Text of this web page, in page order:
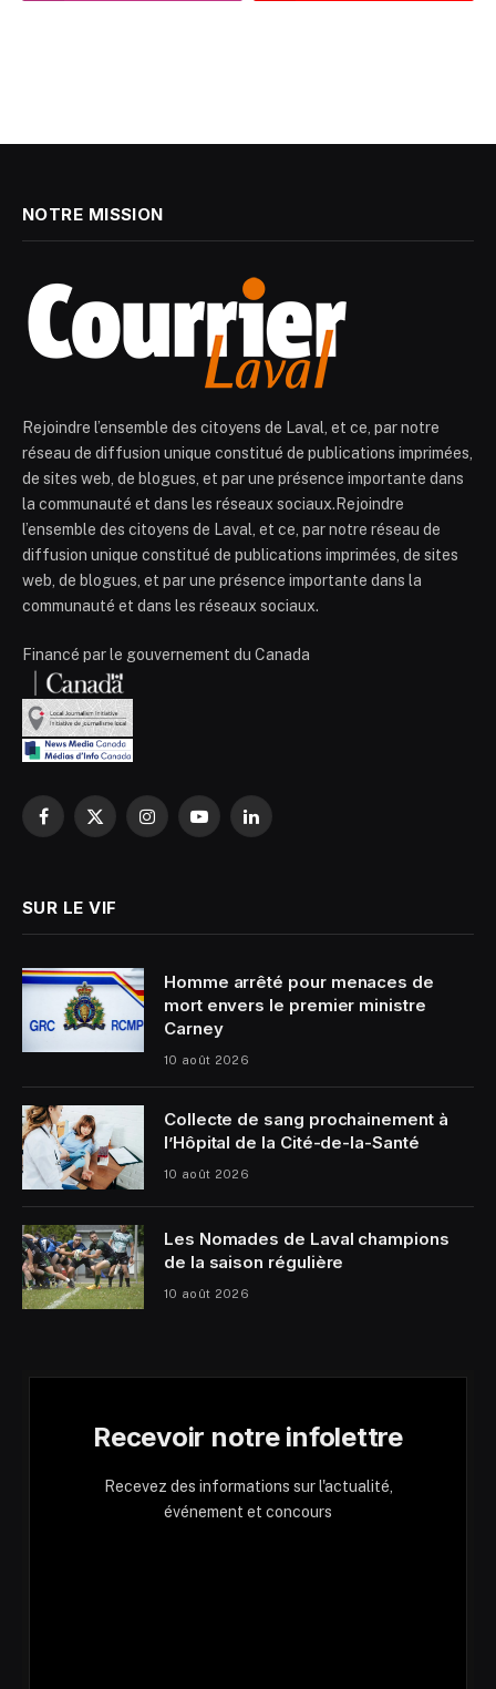
NOTRE MISSION
Rejoindre l’ensemble des citoyens de Laval, et ce, par notre
réseau de diffusion unique constitué de publications imprimées,
de sites web, de blogues, et par une présence importante dans
la communauté et dans les réseaux sociaux.Rejoindre
l’ensemble des citoyens de Laval, et ce, par notre réseau de
diffusion unique constitué de publications imprimées, de sites
web, de blogues, et par une présence importante dans la
communauté et dans les réseaux sociaux.
Financé par le gouvernement du Canada
Facebook
X
InstagramYouTubeLinkedIn
SUR LE VIF
Homme arrêté pour menaces de
mort envers le premier ministre
Carney
10 août 2026
Collecte de sang prochainement à
l’Hôpital de la Cité-de-la-Santé
10 août 2026
Les Nomades de Laval champions
de la saison régulière
10 août 2026
Recevoir notre infolettre
Recevez des informations sur l'actualité,
événement et concours